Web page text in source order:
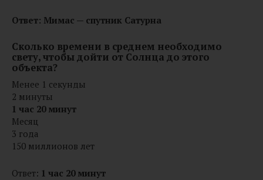
Ответ: Мимас — спутник Сатурна
Сколько времени в среднем необходимо
свету, чтобы дойти от Солнца до этого
объекта?
Менее 1 секунды
2 минуты
1 час 20 минут
Месяц
3 года
150 миллионов лет
Ответ: 1 час 20 минут